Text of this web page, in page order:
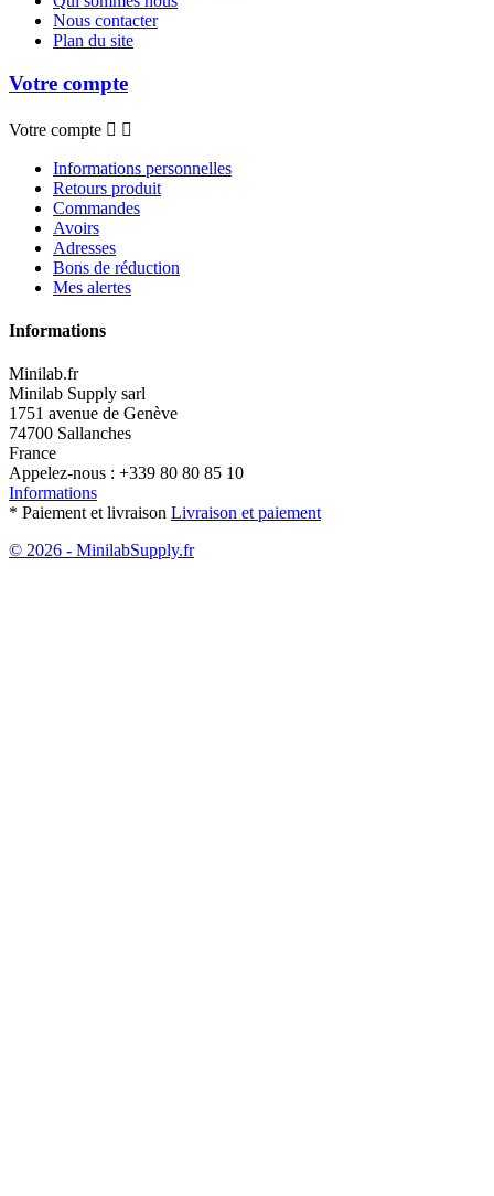
Nous contacter
Plan du site
Votre compte
Votre compte  
Informations personnelles
Retours produit
Commandes
Avoirs
Adresses
Bons de réduction
Mes alertes
Informations
Minilab.fr
Minilab Supply sarl
1751 avenue de Genève
74700 Sallanches
France
Appelez-nous : +339 80 80 85 10
Informations
* Paiement et livraison Livraison et paiement
© 2026 - MinilabSupply.fr